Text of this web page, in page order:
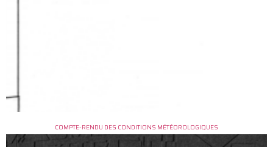
COMPTE-RENDU DES CONDITIONS MÉTÉOROLOGIQUES